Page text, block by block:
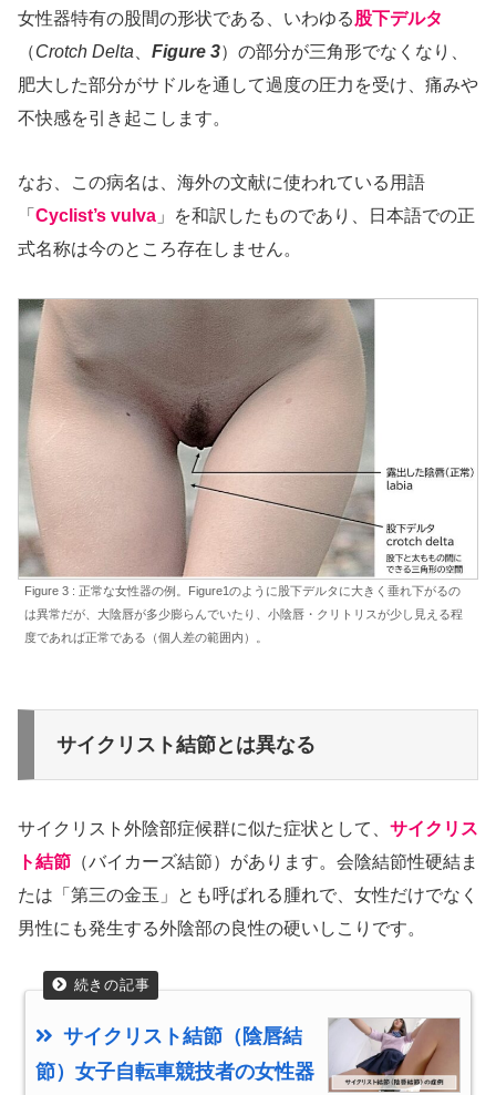
女性器特有の股間の形状である、いわゆる股下デルタ
（Crotch Delta Figure 3）の部分が三角形でなくなり、
肥大した部分がサドルを通して過度の圧力を受け、痛みや
不快感を引き起こします。
なお、この病名は、海外の文献に使われている用語
「 Cyclist’s vulva 」を和訳したものであり、日本語での正
式名称は今のところ存在しません。
Figure 3 : 正常な女性器の例。Figure1のように股下デルタに大きく垂れ下がるの
は異常だが、大陰唇が多少膨らんでいたり、小陰唇・クリトリスが少し見える程
度であれば正常である（個人差の範囲内）。
サイクリスト結節とは異なる
サイクリスト外陰部症候群に似た症状として、 サイクリス
ト結節 （バイカーズ結節）があります。会陰結節性硬結ま
たは「第三の金玉」とも呼ばれる腫れで、女性だけでなく
男性にも発生する外陰部の良性の硬いしこりです。
サイクリスト結節（陰唇結
節）女子自転車競技者の女性器